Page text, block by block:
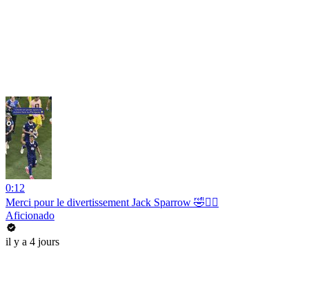
0:12
Merci pour le divertissement Jack Sparrow 🤣🏴‍☠️
Aficionado
il y a 4 jours